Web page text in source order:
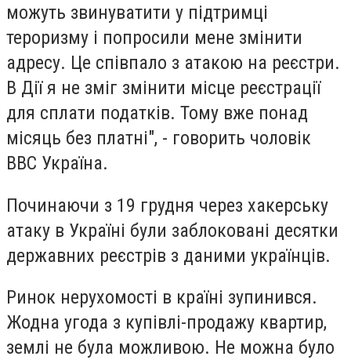
можуть звинуватити у підтримці
тероризму і попросили мене змінити
адресу. Це співпало з атакою на реєстри.
В Дії я не зміг змінити місце реєстрації
для сплати податків. Тому вже понад
місяць без платні", - говорить чоловік
ВВС Україна.
Починаючи з 19 грудня через хакерську
атаку в Україні були заблоковані десятки
державних реєстрів з даними українців.
Ринок нерухомості в країні зупинився.
Жодна угода з купівлі-продажу квартир,
землі не була можливою. Не можна було